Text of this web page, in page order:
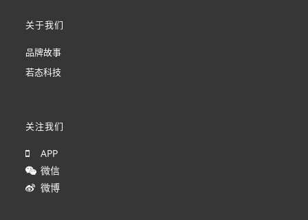
关于我们
品牌故事
若态科技
关注我们
APP
微信
微博